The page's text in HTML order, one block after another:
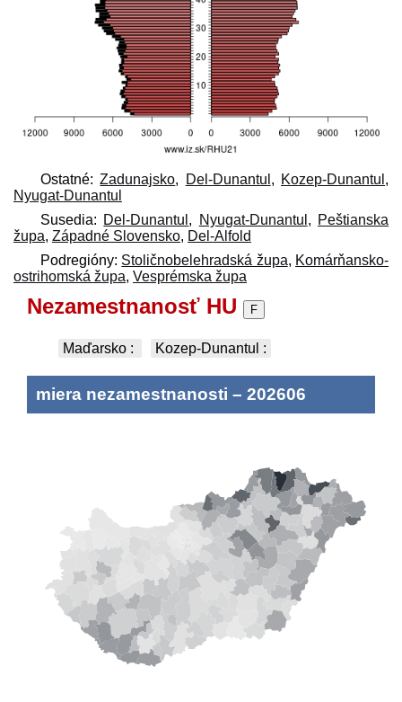
Ostatné:Zadunajsko, Del-Dunantul , Kozep-Dunantul ,
Nyugat-Dunantul
Susedia: Del-Dunantul , Nyugat-Dunantul , Peštianska
župa, Západné Slovensko, Del-Alfold
Podregióny: Stoličnobelehradská župa, Komárňansko-
ostrihomská župa, Vesprémska župa
Nezamestnanosť HU F
Maďarsko : Kozep-Dunantul :
miera nezamestnanosti – 202606